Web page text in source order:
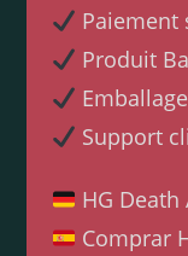
Paiement
Produit
Support
HG
Comprar